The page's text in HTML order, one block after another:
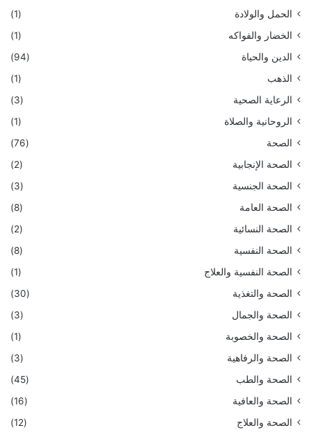
الحمل والولادة
(1)
الخضار والفواكه
(1)
الدين والحياة
(94)
الذهب
(1)
الرعاية الصحية
(3)
الروحانية والصلاة
(1)
الصحة
(76)
الصحة الإنجابية
(2)
الصحة الجنسية
(3)
الصحة العامة
(8)
الصحة النسائية
(2)
الصحة النفسية
(8)
الصحة النفسية والعلاج
(1)
الصحة والتغذية
(30)
الصحة والجمال
(3)
الصحة والخصوبة
(1)
الصحة والرفاهية
(3)
الصحة والطب
(45)
الصحة والعافية
(16)
الصحة والعلاج
(12)